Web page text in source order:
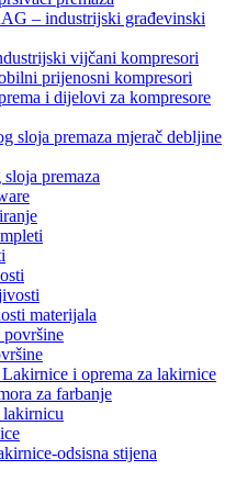
– industrijski građevinski
vijčani kompresori
prijenosni kompresori
i dijelovi za kompresore
sloja premaza mjerač debljine
premaza
materijala
površine
i oprema za lakirnice
za farbanje
lakirnicu
odsisna stijena